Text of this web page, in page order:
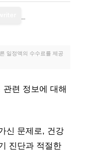
일정액의 수수료를 제공
련 정보에 대해
신 문제로, 건강
진단과 적절한